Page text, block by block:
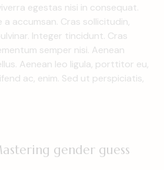
egestas nisi in consequat.
a accumsan. Cras sollicitudin,
Integer tincidunt. Cras
semper nisi. Aenean
Aenean leo ligula, porttitor eu,
ac, enim. Sed ut perspiciatis,
gender guess